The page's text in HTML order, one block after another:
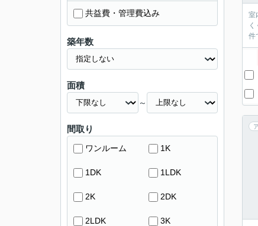
室
件
共益費・管理費込み
築年数
面積
～
間取り
ワンルーム 1K
1DK 1LDK
2K 2DK
2LDK 3K